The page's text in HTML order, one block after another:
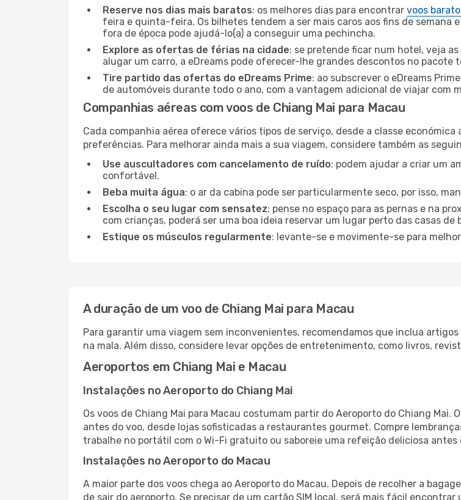
Reserve nos dias mais baratos: os melhores dias para encontrar voos
feira e quinta-feira. Os bilhetes tendem a ser mais caros aos fins de semana
fora de época pode ajudá-lo(a) a conseguir uma pechincha.
Explore as ofertas de férias na cidade: se pretende ficar num hotel, veja as
alugar um carro, a eDreams pode oferecer-lhe grandes descontos no pacote
Tire partido das ofertas do eDreams Prime: ao subscrever o eDreams
de automóveis durante todo o ano, com a vantagem adicional de viajar com
Companhias aéreas com voos de Chiang Mai para Macau
Cada companhia aérea oferece vários tipos de serviço, desde a classe
preferências. Para melhorar ainda mais a sua viagem, considere também as
Use auscultadores com cancelamento de ruído: podem ajudar a criar um
confortável.
Beba muita água: o ar da cabina pode ser particularmente seco, por isso,
Escolha o seu lugar com sensatez: pense no espaço para as pernas e na
com crianças, poderá ser uma boa ideia reservar um lugar perto das casas de
Estique os músculos regularmente: levante-se e movimente-se para
A duração de um voo de Chiang Mai para Macau
Para garantir uma viagem sem inconvenientes, recomendamos que inclua
na mala. Além disso, considere levar opções de entretenimento, como livros,
Aeroportos em Chiang Mai e Macau
Instalações no Aeroporto do Chiang Mai
Os voos de Chiang Mai para Macau costumam partir do Aeroporto do Chiang
antes do voo, desde lojas sofisticadas a restaurantes gourmet. Compre
trabalhe no portátil com o Wi-Fi gratuito ou saboreie uma refeição deliciosa antes
Instalações no Aeroporto do Macau
A maior parte dos voos chega ao Aeroporto do Macau. Depois de recolher a
de sair do aeroporto. Se precisar de um cartão SIM local, será mais fácil